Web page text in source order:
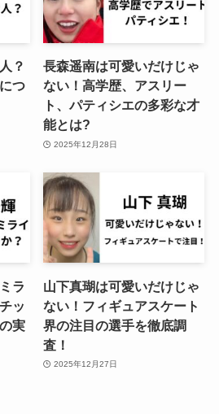
？
つ
長森遥南は可愛いだけじゃ
ない！高学歴、アスリー
ト、パティシエの多彩な才
能とは?
2025年12月28日
ラ
ッ
実
山下真瑚は可愛いだけじゃ
ない！フィギュアスケート
界の注目の選手を徹底調
査！
2025年12月27日